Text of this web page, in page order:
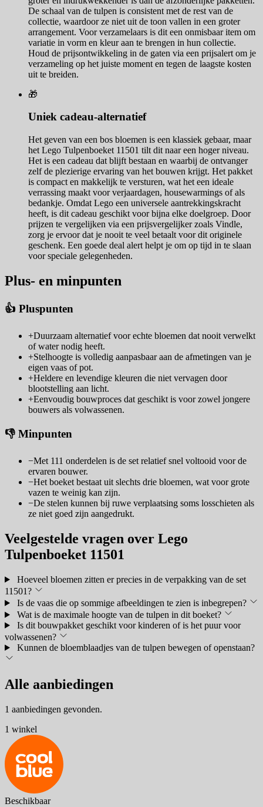
De schaal van de tulpen is consistent met de rest van de
collectie, waardoor ze niet uit de toon vallen in een groter
arrangement. Voor verzamelaars is dit een onmisbaar item om
variatie in vorm en kleur aan te brengen in hun collectie.
Houd de prijsontwikkeling in de gaten via een prijsalert om je
verzameling op het juiste moment en tegen de laagste kosten
uit te breiden.
🎁
Uniek cadeau-alternatief
Het geven van een bos bloemen is een klassiek gebaar, maar
het Lego Tulpenboeket 11501 tilt dit naar een hoger niveau.
Het is een cadeau dat blijft bestaan en waarbij de ontvanger
zelf de plezierige ervaring van het bouwen krijgt. Het pakket
is compact en makkelijk te versturen, wat het een ideale
verrassing maakt voor verjaardagen, housewarmings of als
bedankje. Omdat Lego een universele aantrekkingskracht
heeft, is dit cadeau geschikt voor bijna elke doelgroep. Door
prijzen te vergelijken via een prijsvergelijker zoals Vindle,
zorg je ervoor dat je nooit te veel betaalt voor dit originele
geschenk. Een goede deal alert helpt je om op tijd in te slaan
voor speciale gelegenheden.
Plus- en minpunten
👍 Pluspunten
+Duurzaam alternatief voor echte bloemen dat nooit verwelkt
of water nodig heeft.
+Stelhoogte is volledig aanpasbaar aan de afmetingen van je
eigen vaas of pot.
+Heldere en levendige kleuren die niet vervagen door
blootstelling aan licht.
+Eenvoudig bouwproces dat geschikt is voor zowel jongere
bouwers als volwassenen.
👎 Minpunten
−Met 111 onderdelen is de set relatief snel voltooid voor de
ervaren bouwer.
−Het boeket bestaat uit slechts drie bloemen, wat voor grote
vazen te weinig kan zijn.
−De stelen kunnen bij ruwe verplaatsing soms losschieten als
ze niet goed zijn aangedrukt.
Veelgestelde vragen over Lego
Tulpenboeket 11501
Hoeveel bloemen zitten er precies in de verpakking van de set
11501?
Is de vaas die op sommige afbeeldingen te zien is inbegrepen?
Wat is de maximale hoogte van de tulpen in dit boeket?
Is dit bouwpakket geschikt voor kinderen of is het puur voor
volwassenen?
Kunnen de bloemblaadjes van de tulpen bewegen of openstaan?
Alle aanbiedingen
1 aanbiedingen gevonden.
1 winkel
Beschikbaar